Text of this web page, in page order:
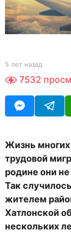
а
з
а
b
Y
O
R
5 лет назад
е
н
7532
Жизнь многих
трудовой
родине они
Так
жителем
Хатлонской
нескольких